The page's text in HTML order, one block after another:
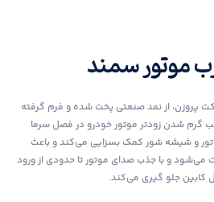
موتور سمند
پروزن، از نمد صنعتی پخت شده و فرم گرفته
گرم شدن زودتر موتور خودرو در فصل سرما
و شیشه شور کمک بسزایی می‌کند و باعث
می‌شود و با جذب صدای موتور تا حدودی از ورود
کابین جلو گیری می‌کند.